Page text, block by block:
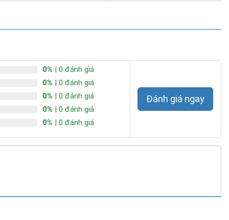
0% | 0 đánh giá
0% | 0 đánh giá
0% | 0 đánh giá
0% | 0 đánh giá
0% | 0 đánh giá
Đánh giá ngay